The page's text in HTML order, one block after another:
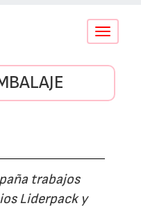
Conmutar
trabajos
Liderpack y